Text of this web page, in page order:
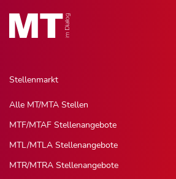
Stellenmarkt
Alle MT/MTA Stellen
MTF/MTAF Stellenangebote
MTL/MTLA Stellenangebote
MTR/MTRA Stellenangebote